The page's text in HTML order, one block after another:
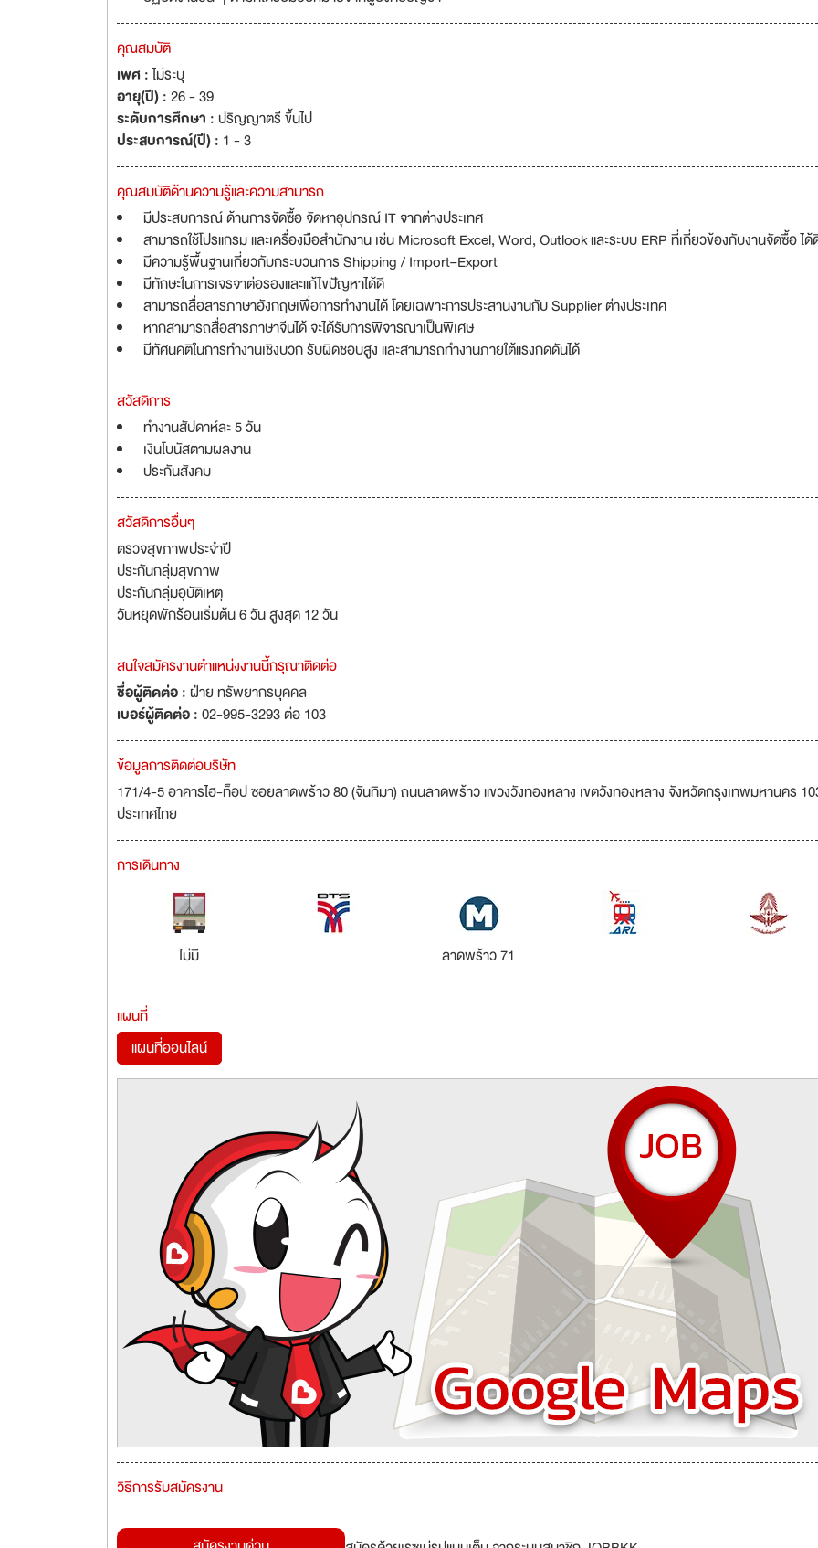
คุณสมบัติ
เพศ :ไม่ระบุ
อายุ(ปี) :26 - 39
ระดับการศึกษา :ปริญญาตรี ขึ้นไป
ประสบการณ์(ปี) : 1 - 3
คุณสมบัติด้านความรู้และความสามารถ
มีประสบการณ์ ด้านการจัดซื้อ จัดหาอุปกรณ์ IT จากต่างประเทศ
สามารถใช้โปรแกรม และเครื่องมือสำนักงาน เช่น Microsoft Excel, Word, Outlook และระบบ ERP ที่เกี่ยวข้องกับงานจัดซื้อ ได้
มีความรู้พื้นฐานเกี่ยวกับกระบวนการ Shipping / Import–Export
มีทักษะในการเจรจาต่อรองและแก้ไขปัญหาได้ดี
สามารถสื่อสารภาษาอังกฤษเพื่อการทำงานได้ โดยเฉพาะการประสานงานกับ Supplier ต่างประเทศ
หากสามารถสื่อสารภาษาจีนได้ จะได้รับการพิจารณาเป็นพิเศษ
มีทัศนคติในการทำงานเชิงบวก รับผิดชอบสูง และสามารถทำงานภายใต้แรงกดดันได้
สวัสดิการ
ทำงานสัปดาห์ละ 5 วัน
เงินโบนัสตามผลงาน
ประกันสังคม
สวัสดิการอื่นๆ
ตรวจสุขภาพประจำปี
ประกันกลุ่มสุขภาพ
ประกันกลุ่มอุบัติเหตุ
วันหยุดพักร้อนเริ่มต้น 6 วัน สูงสุด 12 วัน
สนใจสมัครงานตำแหน่งงานนี้กรุณาติดต่อ
ชื่อผู้ติดต่อ :ฝ่าย ทรัพยากรบุคคล
เบอร์ผู้ติดต่อ :02-995-3293 ต่อ 103
ข้อมูลการติดต่อบริษัท
171/4-5 อาคารไฮ-ท็อป ซอยลาดพร้าว 80 (จันทิมา) ถนนลาดพร้าว แขวงวังทองหลาง เขตวังทองหลาง จังหวัดกรุงเทพมหานคร
ประเทศไทย
การเดินทาง
ไม่มี ลาดพร้าว 71
แผนที่
แผนที่ออนไลน์
วิธีการรับสมัครงาน